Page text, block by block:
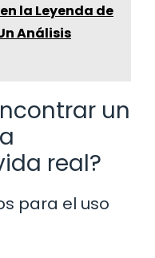
la Leyenda de
Análisis
un
real?
para el uso